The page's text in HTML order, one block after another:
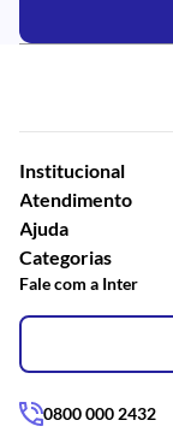
Institucional
Atendimento
Ajuda
Categorias
Fale com a Inter
0800 000 2432